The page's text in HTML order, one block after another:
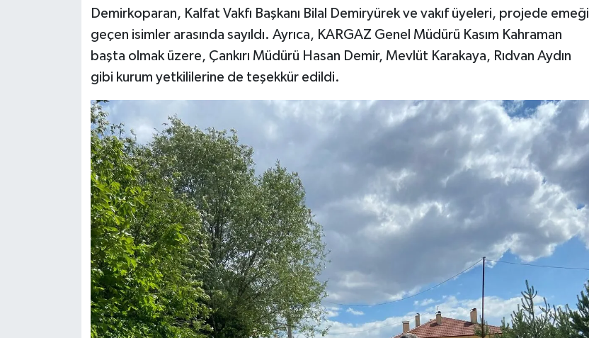
Demirkoparan, Kalfat Vakfı Başkanı Bilal Demiryürek ve vakıf üyeleri, projede emeği
geçen isimler arasında sayıldı. Ayrıca, KARGAZ Genel Müdürü Kasım Kahraman
başta olmak üzere, Çankırı Müdürü Hasan Demir, Mevlüt Karakaya, Rıdvan Aydın
gibi kurum yetkililerine de teşekkür edildi.